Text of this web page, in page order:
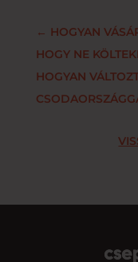
← HOGYAN
HOGY NE
HOGYAN